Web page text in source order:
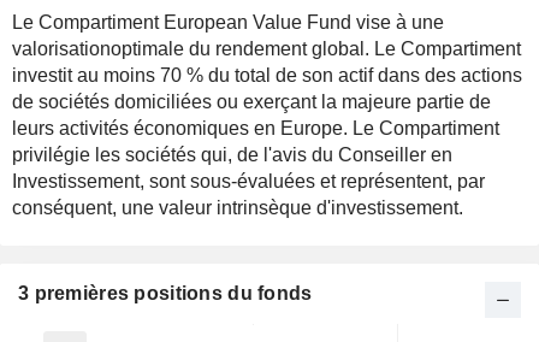
Le Compartiment European Value Fund vise à une
valorisationoptimale du rendement global. Le Compartiment
investit au moins 70 % du total de son actif dans des actions
de sociétés domiciliées ou exerçant la majeure partie de
leurs activités économiques en Europe. Le Compartiment
privilégie les sociétés qui, de l'avis du Conseiller en
Investissement, sont sous-évaluées et représentent, par
conséquent, une valeur intrinsèque d'investissement.
3 premières positions du fonds